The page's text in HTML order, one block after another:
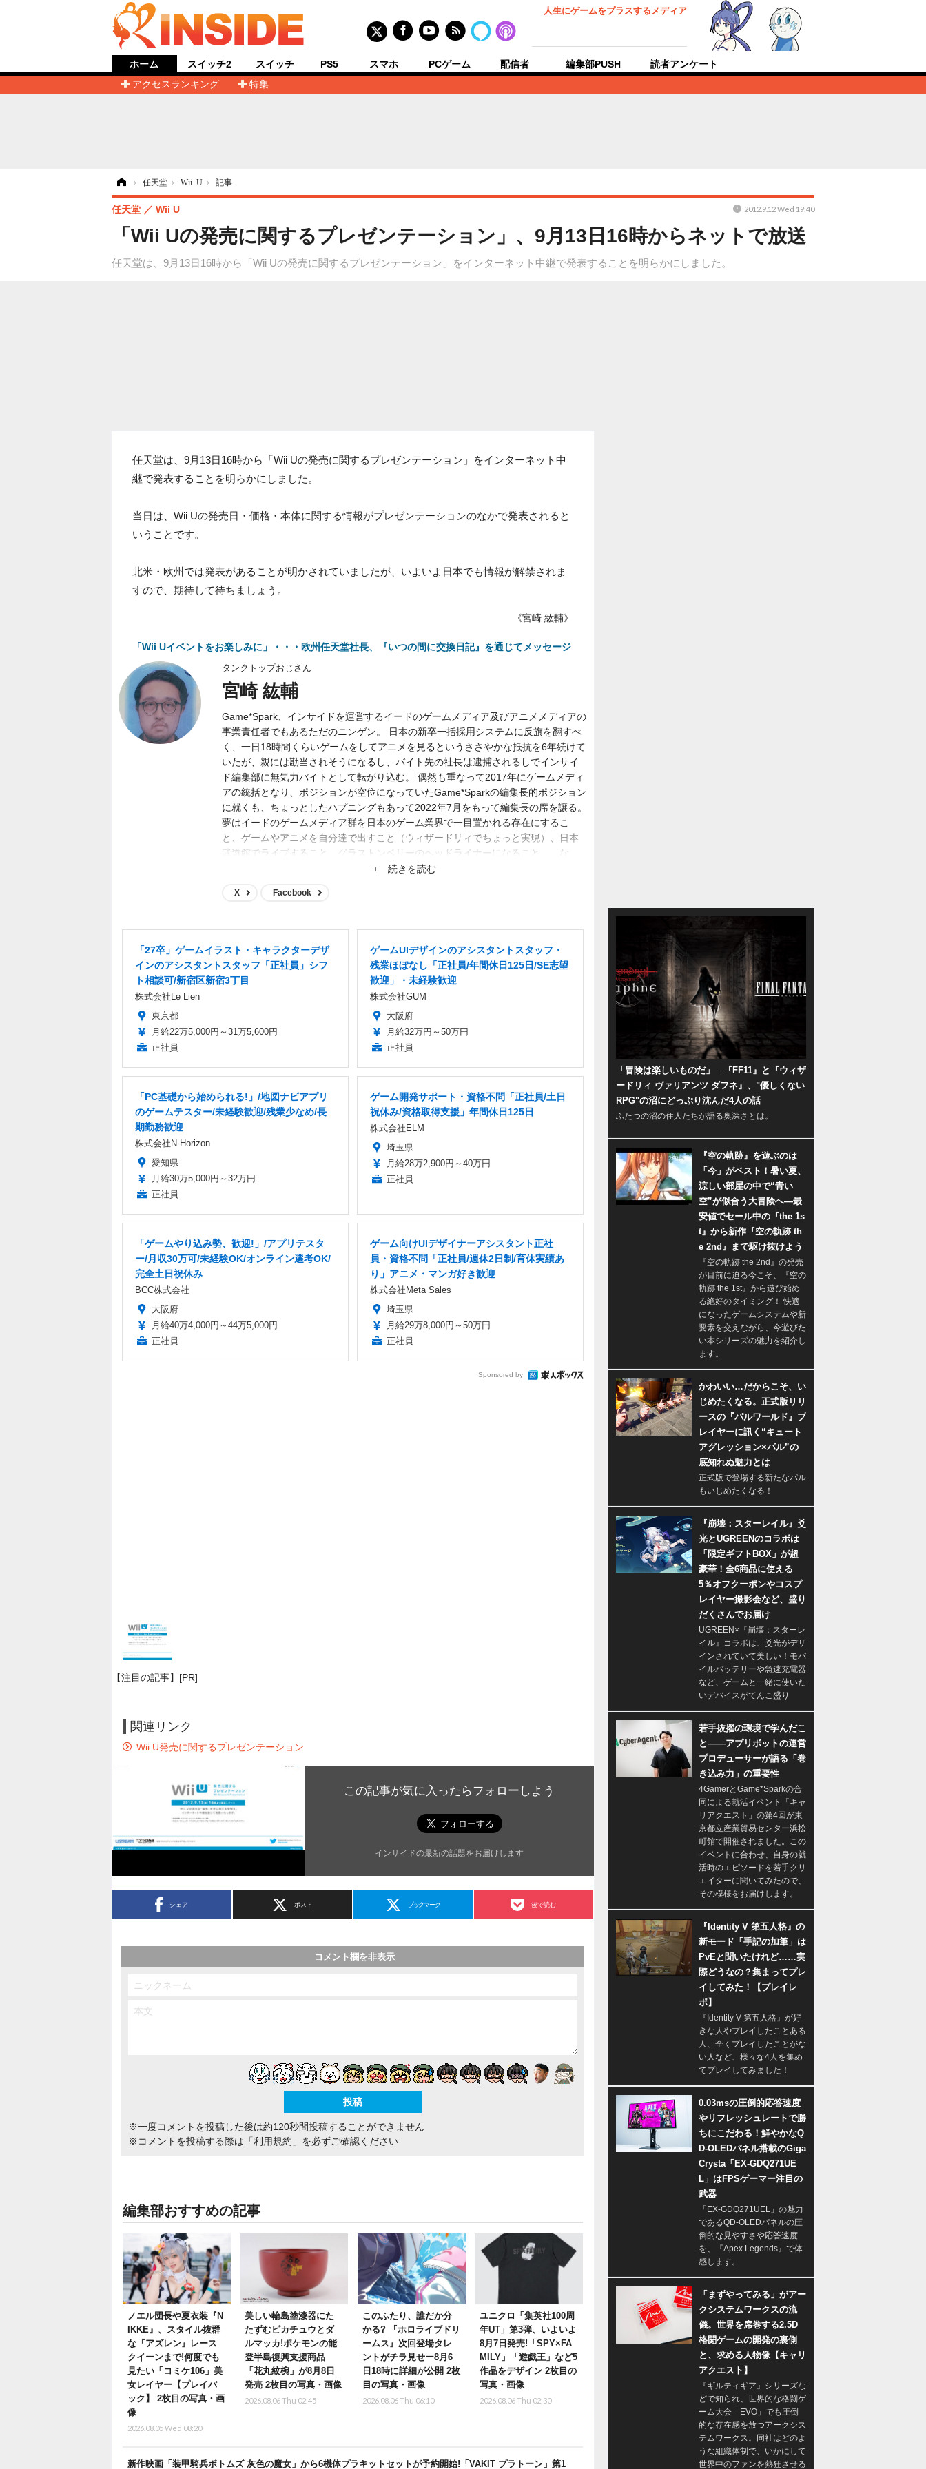
人生にゲームをプラスするメディア
ホーム
アクセスランキング
特集
スイッチ2 スイッチ PS5 スマホ PCゲーム 配信者 編集部PUSH 読者アンケート
› 任天堂 › Wii U › 記事
「Wii Uの発売に関するプレゼンテーション」、9月13日16時からネットで放送
任天堂は、9月13日16時から「Wii Uの発売に関するプレゼンテーション」をインターネット中継で発表することを明らかにしました。
任天堂 Wii U 2012.9.12 Wed 19:40
任天堂は、9月13日16時から「Wii Uの発売に関するプレゼンテーション」をインターネット中
継で発表することを明らかにしました。
当日は、Wii Uの発売日・価格・本体に関する情報がプレゼンテーションのなかで発表されると
いうことです。
北米・欧州では発表があることが明かされていましたが、いよいよ日本でも情報が解禁されま
すので、期待して待ちましょう。
《宮崎 紘輔》
「Wii Uイベントをお楽しみに」・・・欧州任天堂社長、『いつの間に交換日記』を通じてメッセージ
タンクトップおじさん
宮崎 紘輔
Game*Spark、インサイドを運営するイードのゲームメディア及びアニメメディアの
事業責任者でもあるただのニンゲン。 日本の新卒一括採用システムに反旗を翻すべ
く、一日18時間くらいゲームをしてアニメを見るというささやかな抵抗を6年続けて
いたが、親には勘当されそうになるし、バイト先の社長は逮捕されるしでインサイ
ド編集部に無気力バイトとして転がり込む。 偶然も重なって2017年にゲームメディ
アの統括となり、ポジションが空位になっていたGame*Sparkの編集長的ポジション
に就くも、ちょっとしたハプニングもあって2022年7月をもって編集長の席を譲る。
夢はイードのゲームメディア群を日本のゲーム業界で一目置かれる存在にするこ
と、ゲームやアニメを自分達で出すこと（ウィザードリィでちょっと実現）、日本
武道館でライブすること、グラストンベリーのヘッドライナーになること……な
+ 続きを読む
X Facebook
「27卒」ゲームイラスト・キャラクターデザ
インのアシスタントスタッフ「正社員」シフ
ト相談可/新宿区新宿3丁目
株式会社Le Lien
東京都
月給22万5,000円～31万5,600円
正社員
ゲームUIデザインのアシスタントスタッフ・
残業ほぼなし「正社員/年間休日125日/SE志望
歓迎」・未経験歓迎
株式会社GUM
大阪府
月給32万円～50万円
正社員
「PC基礎から始められる!」/地図ナビアプリ
のゲームテスター/未経験歓迎/残業少なめ/長
期勤務歓迎
株式会社N-Horizon
愛知県
月給30万5,000円～32万円
正社員
ゲーム開発サポート・資格不問「正社員/土日
祝休み/資格取得支援」年間休日125日
株式会社ELM
埼玉県
月給28万2,900円～40万円
正社員
「ゲームやり込み勢、歓迎!」/アプリテスタ
ー/月収30万可/未経験OK/オンライン選考OK/
完全土日祝休み
BCC株式会社
大阪府
月給40万4,000円～44万5,000円
正社員
ゲーム向けUIデザイナーアシスタント正社
員・資格不問「正社員/週休2日制/育休実績あ
り」アニメ・マンガ好き歓迎
株式会社Meta Sales
埼玉県
月給29万8,000円～50万円
正社員
Sponsored by
【注目の記事】[PR]
関連リンク
Wii U発売に関するプレゼンテーション
この記事が気に入ったらフォローしよう
インサイドの最新の話題をお届けします
シェア ポスト ブックマーク 後で読む
コメント欄を非表示
※一度コメントを投稿した後は約120秒間投稿することができません
※コメントを投稿する際は 「利用規約」 を必ずご確認ください
編集部おすすめの記事
ノエル団長や夏衣装『N
IKKE』、スタイル抜群
な『アズレン』レース
クイーンまで!何度でも
見たい「コミケ106」美
女レイヤー【プレイバ
ック】 2枚目の写真・画
像
2026.08.05 Wed 08:20
美しい輪島塗漆器にた
たずむピカチュウとダ
ルマッカ!ポケモンの能
登半島復興支援商品
「花丸紋椀」が8月8日
発売 2枚目の写真・画像
2026.08.06 Thu 02:45
このふたり、誰だか分
かる? 『ホロライブドリ
ームス』次回登場タレ
ントがチラ見せー8月6
日18時に詳細が公開 2枚
目の写真・画像
2026.08.06 Thu 06:10
ユニクロ「集英社100周
年UT」第3弾、いよいよ
8月7日発売!「SPY×FA
MILY」「遊戯王」など5
作品をデザイン 2枚目の
写真・画像
2026.08.06 Thu 02:30
新作映画「装甲騎兵ボトムズ 灰色の魔女」から6機体プラキットセットが予約開始!「VAKIT プラトーン」第1
「冒険は楽しいものだ」 ─『FF11』と『ウィザ
ードリィ ヴァリアンツ ダフネ』、"優しくない
RPG"の沼にどっぷり沈んだ4人の話
ふたつの沼の住人たちが語る奥深さとは。
『空の軌跡』を遊ぶのは
「今」がベスト！暑い夏、
涼しい部屋の中で“青い
空”が似合う大冒険へ―最
安値でセール中の『the 1s
t』から新作『空の軌跡 th
e 2nd』まで駆け抜けよう
『空の軌跡 the 2nd』の発売
が目前に迫る今こそ、『空の
軌跡 the 1st』から遊び始め
る絶好のタイミング！ 快適
になったゲームシステムや新
要素を交えながら、今遊びた
い本シリーズの魅力を紹介し
ます。
かわいい…だからこそ、い
じめたくなる。正式版リリ
ースの『パルワールド』プ
レイヤーに訊く“キュート
アグレッション×パル”の
底知れぬ魅力とは
正式版で登場する新たなパル
もいじめたくなる！
『崩壊：スターレイル』爻
光とUGREENのコラボは
「限定ギフトBOX」が超
豪華！全6商品に使える
5％オフクーポンやコスプ
レイヤー撮影会など、盛り
だくさんでお届け
UGREEN×『崩壊：スターレ
イル』コラボは、爻光がデザ
インされていて美しい！モバ
イルバッテリーや急速充電器
など、ゲームと一緒に使いた
いデバイスがてんこ盛り
若手抜擢の環境で学んだこ
と――アプリボットの運営
プロデューサーが語る「巻
き込み力」の重要性
4GamerとGame*Sparkの合
同による就活イベント「キャ
リアクエスト」の第4回が東
京都立産業貿易センター浜松
町館で開催されました。この
イベントに合わせ、自身の就
活時のエピソードを若手クリ
エイターに聞いてみたので、
その模様をお届けします。
『Identity V 第五人格』の
新モード「手記の加筆」は
PvEと聞いたけれど……実
際どうなの？集まってプレ
イしてみた！【プレイレ
ポ】
『Identity V 第五人格』が好
きな人やプレイしたことある
人、全くプレイしたことがな
い人など、様々な4人を集め
てプレイしてみました！
0.03msの圧倒的応答速度
やリフレッシュレートで勝
ちにこだわる！鮮やかなQ
D-OLEDパネル搭載のGiga
Crysta「EX-GDQ271UE
L」はFPSゲーマー注目の
武器
「EX-GDQ271UEL」の魅力
であるQD-OLEDパネルの圧
倒的な見やすさや応答速度
を、『Apex Legends』で体
感します。
「まずやってみる」がアー
クシステムワークスの流
儀。世界を席巻する2.5D
格闘ゲームの開発の裏側
と、求める人物像【キャリ
アクエスト】
『ギルティギア』シリーズな
どで知られ、世界的な格闘ゲ
ーム大会「EVO」でも圧倒
的な存在感を放つアークシス
テムワークス。同社はどのよ
うな組織体制で、いかにして
世界中のファンを熱狂させる